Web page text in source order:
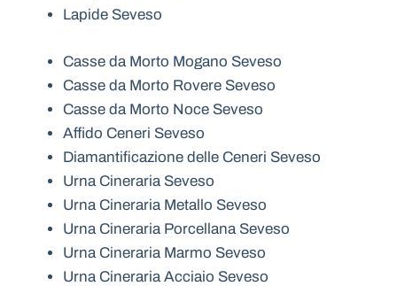
Lapide Seveso
Casse da Morto Mogano Seveso
Casse da Morto Rovere Seveso
Casse da Morto Noce Seveso
Affido Ceneri Seveso
Diamantificazione delle Ceneri Seveso
Urna Cineraria Seveso
Urna Cineraria Metallo Seveso
Urna Cineraria Porcellana Seveso
Urna Cineraria Marmo Seveso
Urna Cineraria Acciaio Seveso